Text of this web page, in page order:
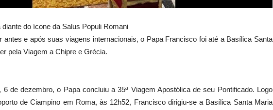
do ícone da Salus Populi Romani
antes e após suas viagens internacionais, o Papa Francisco foi até a Basílica Santa
pela Viagem a Chipre e Grécia.
6 de dezembro, o Papa concluiu a 35ª Viagem Apostólica de seu Pontificado. Logo
de Ciampino em Roma, às 12h52, Francisco dirigiu-se a Basílica Santa Maria